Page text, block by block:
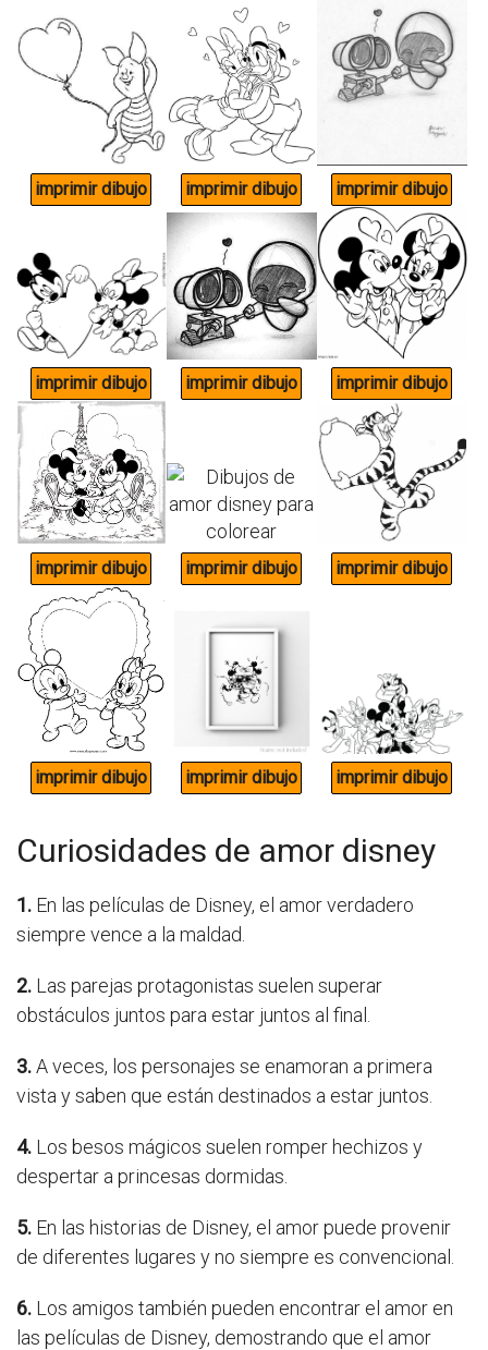
Curiosidades de amor disney
1. En las películas de Disney, el amor verdadero
siempre vence a la maldad.
2. Las parejas protagonistas suelen superar
obstáculos juntos para estar juntos al final.
3.A veces, los personajes se enamoran a primera
vista y saben que están destinados a estar juntos.
4. Los besos mágicos suelen romper hechizos y
despertar a princesas dormidas.
5. En las historias de Disney, el amor puede provenir
de diferentes lugares y no siempre es convencional.
6. Los amigos también pueden encontrar el amor en
las películas de Disney, demostrando que el amor